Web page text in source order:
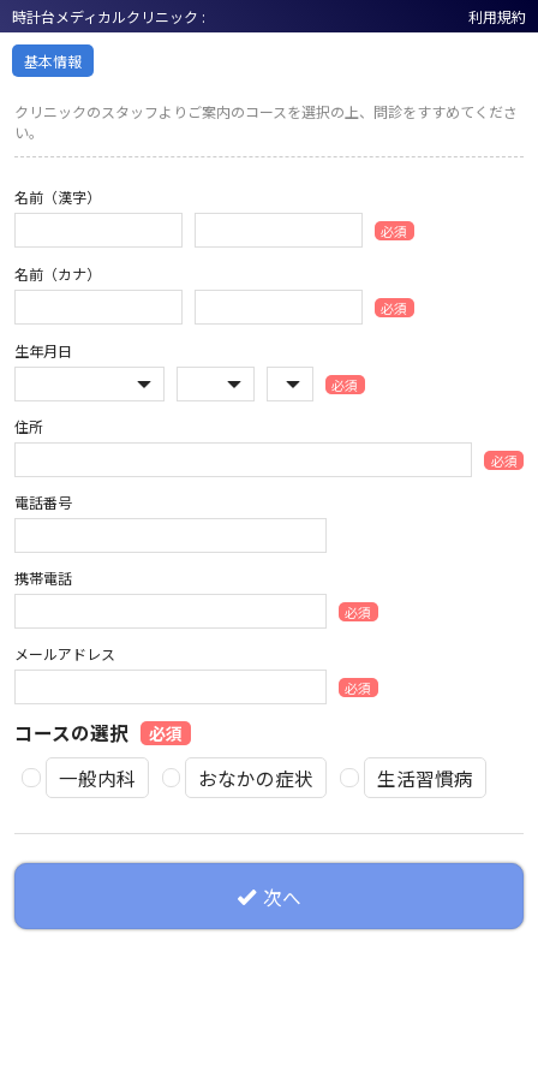
時計台メディカルクリニック : 利用規約
基本情報
クリニックのスタッフよりご案内のコースを選択の上、問診をすすめてくださ
い。
名前（漢字）
必須
名前（カナ）
必須
生年月日
必須
住所
必須
電話番号
携帯電話
必須
メールアドレス
必須
コースの選択 必須
一般内科 おなかの症状 生活習慣病
次へ